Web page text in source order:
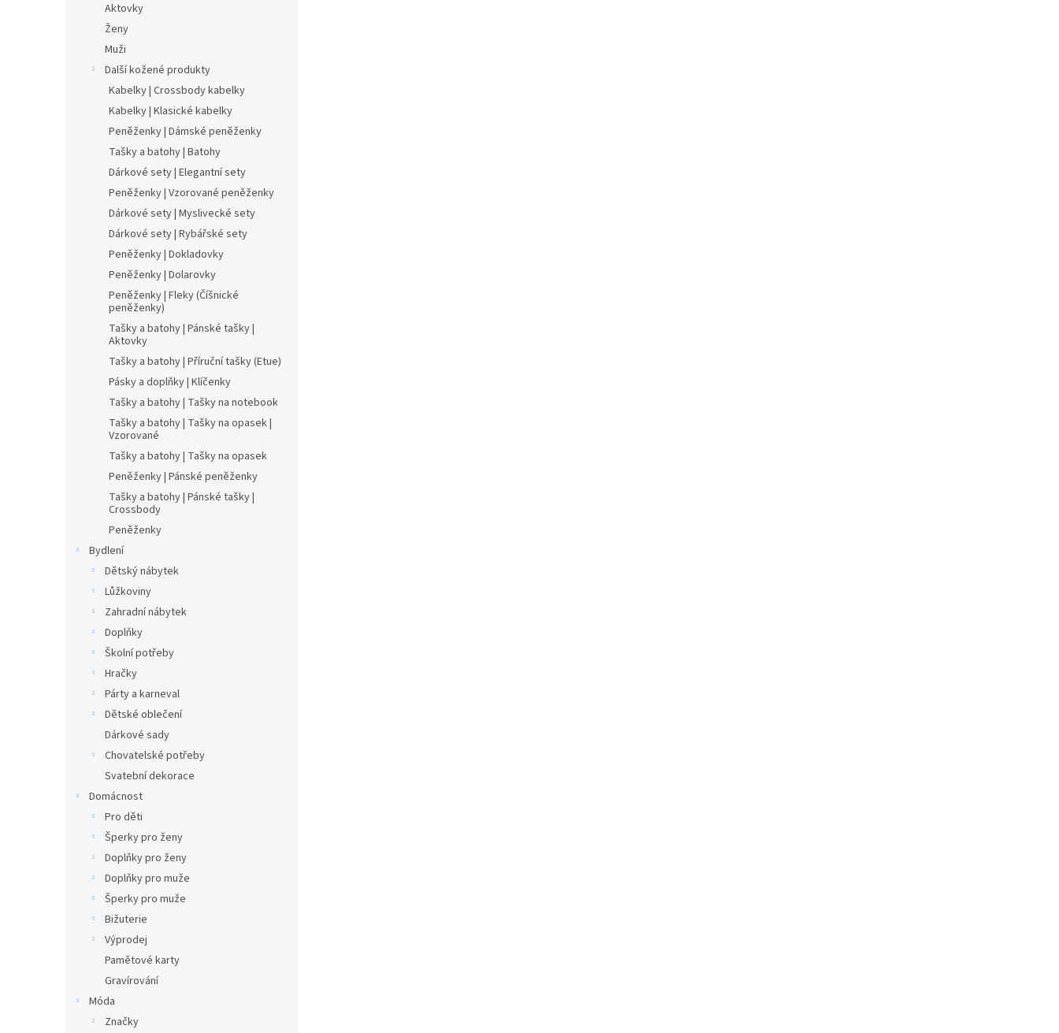
Aktovky
Ženy
Muži
Další kožené produkty
Kabelky | Crossbody kabelky
Kabelky | Klasické kabelky
Peněženky | Dámské peněženky
Tašky a batohy | Batohy
Dárkové sety | Elegantní sety
Peněženky | Vzorované peněženky
Dárkové sety | Myslivecké sety
Dárkové sety | Rybářské sety
Peněženky | Dokladovky
Peněženky | Dolarovky
Peněženky | Fleky (Číšnické
peněženky)
Tašky a batohy | Pánské tašky |
Aktovky
Tašky a batohy | Příruční tašky (Etue)
Pásky a doplňky | Klíčenky
Tašky a batohy | Tašky na notebook
Tašky a batohy | Tašky na opasek |
Vzorované
Tašky a batohy | Tašky na opasek
Peněženky | Pánské peněženky
Tašky a batohy | Pánské tašky |
Crossbody
Peněženky
Bydlení
Dětský nábytek
Lůžkoviny
Zahradní nábytek
Doplňky
Školní potřeby
Hračky
Párty a karneval
Dětské oblečení
Dárkové sady
Chovatelské potřeby
Svatební dekorace
Domácnost
Pro děti
Šperky pro ženy
Doplňky pro ženy
Doplňky pro muže
Šperky pro muže
Bižuterie
Výprodej
Pamětové karty
Gravírování
Móda
Značky